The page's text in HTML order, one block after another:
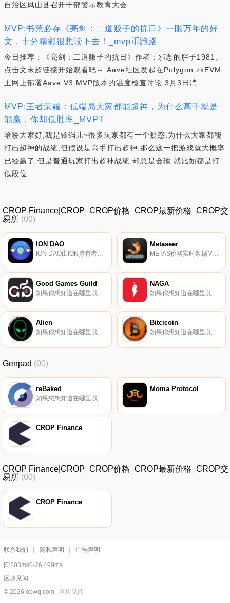
自治区凤山县召开干部警示教育大会.
MVP:书荒必存《亮剑：二道贩子的抗日》一眼万年的好
文，十分精彩很想读下去！_mvp币跑路
今日推荐：《亮剑：二道贩子的抗日》作者：邪恶的胖子1981。
点击文末超链接开始观看吧～ Aave社区发起在Polygon zkEVM
主网上部署Aave V3 MVP版本的温度检查讨论:3月3日消.
MVP:王者荣耀：低端局大家都能超神，为什么高手就是
能赢，你却低胜率_MVPT
哈喽大家好,我是铃铛儿~很多玩家都有一个疑惑,为什么大家都能
打出超神的战绩,但假设是高手打出超神,那么这一把游戏就大概率
已经赢了,但是普通玩家打出超神战绩,却总是会输,就比如都是打
低段位.
CROP Finance|CROP_CROP价格_CROP最新价格_CROP交
易所 (00)
ION DAO
ION DAO由ION持有者管理。ION是宇宙中最大的DEX Osmosis的第二个原生代币。ION的起源是一个模因币,但ION DAO一直在努力寻找在ION上增加价值的方法。第一步将是$IBCX,这是Cosmos中的第一个索引令牌.
Metaseer
METAS价格实时数据Metaseer是一个世界混合期权市场,包括Solana和Binance智能链上的创新保险功能和PaaS生态系统.
Good Games Guild NAGA
Alien
如果你想知道在哪里以当前价格购买Alien,目前交易{Alien]股票的顶级加密货币交易所是MEXC、Uniswap（V3）（ArALIENtrum）和Alien.Fi。你可以在我们的加密货币交易所页面上找到其他交易所。Alien代币是Alien-Fi生态系统的核心.
Bitcicoin
如果你想知道在哪里以当前价格购买Bitcicoin,目前交易{Bitcicoin]股票的顶级加密货币交易所是BingX、Gate.io、XT.COM、HuoBITCI和MEXC。您可以在我们的加密货币交易所页面上找到其他列表。什么是二进制？（BITCI）BITCI币是比特币区块链的主要货币.
Genpad (00)
reBaked Moma Protocol
CROP Finance
CROP Finance|CROP_CROP价格_CROP最新价格_CROP交
易所 (00)
CROP Finance
联系我们 隐私声明 广告声明
[0:203ms0-26:499ms
区块见闻
© 2026 obwq.com 区块见闻